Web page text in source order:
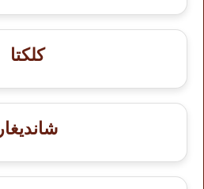
كلكتا
شانديغار